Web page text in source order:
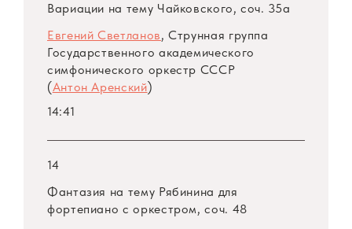
Вариации на тему Чайковского, соч. 35а
Евгений Светланов, Струнная группа
Государственного академического
симфонического оркестр СССР
(Антон Аренский)
14:41
14
Фантазия на тему Рябинина для
фортепиано с оркестром, соч. 48